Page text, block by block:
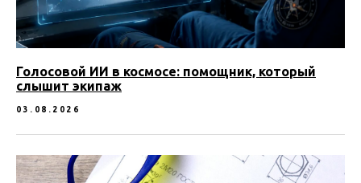
Голосовой ИИ в космосе: помощник, который
слышит экипаж
03.08.2026